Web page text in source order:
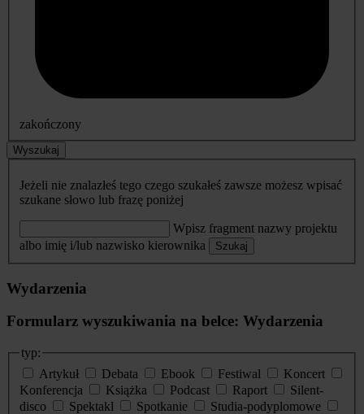
zakończony
Wyszukaj
Jeżeli nie znalazłeś tego czego szukałeś zawsze możesz wpisać
szukane słowo lub frazę poniżej
Wpisz fragment nazwy projektu
albo imię i/lub nazwisko kierownika
Szukaj
Wydarzenia
Formularz wyszukiwania na belce: Wydarzenia
typ:
Artykuł
Debata Ebook Festiwal
Koncert
Konferencja
Książka Podcast Raport
Silent-
disco
Spektakl Spotkanie
Studia-podyplomowe